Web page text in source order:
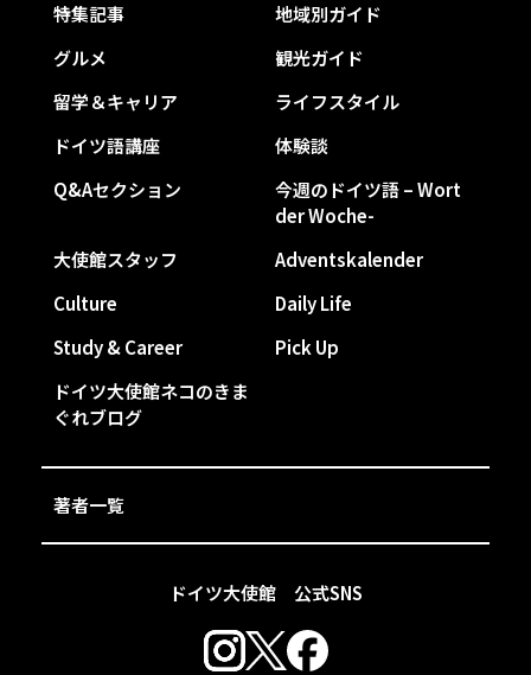
ドイツ大使館 公式SNS
特集記事
地域別ガイド
グルメ
観光ガイド
留学＆キャリア
ライフスタイル
ドイツ語講座
体験談
Q&Aセクション
今週のドイツ語 – Wort
der Woche-
大使館スタッフ
Adventskalender
Culture
Daily Life
Study & Career
Pick Up
ドイツ大使館ネコのきま
ぐれブログ
著者一覧